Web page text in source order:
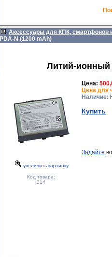
Аксессуары для КПК, смартфонов
PDA-N (1200 mAh)
Литий-ионный
увеличить картинку
Код товара:
214
Цена:
Цена для
Наличие:
Купить
Задайте